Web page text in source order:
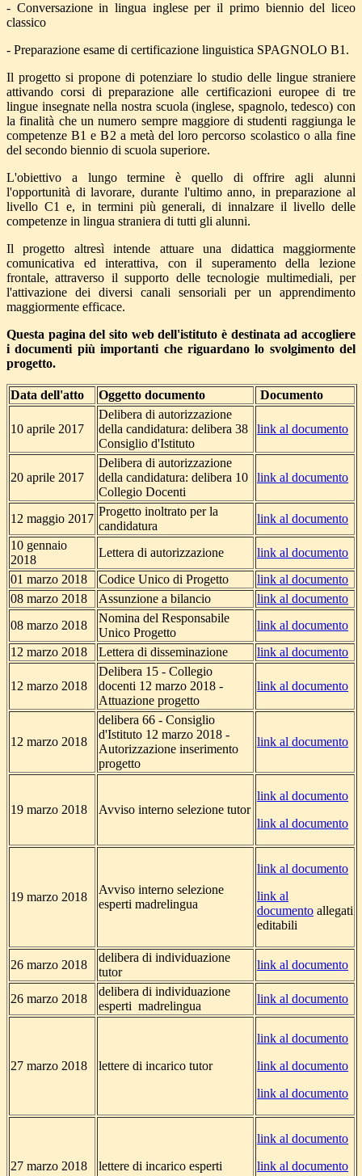
- Conversazione in lingua inglese per il primo biennio del liceo
classico
- Preparazione esame di certificazione linguistica SPAGNOLO B1.
Il progetto si propone di potenziare lo studio delle lingue straniere
attivando corsi di preparazione alle certificazioni europee di tre
lingue insegnate nella nostra scuola (inglese, spagnolo, tedesco) con
la finalità che un numero sempre maggiore di studenti raggiunga le
competenze B1 e B2 a metà del loro percorso scolastico o alla fine
del secondo biennio di scuola superiore.
L'obiettivo a lungo termine è quello di offrire agli alunni
l'opportunità di lavorare, durante l'ultimo anno, in preparazione al
livello C1 e, in termini più generali, di innalzare il livello delle
competenze in lingua straniera di tutti gli alunni.
Il progetto altresì intende attuare una didattica maggiormente
comunicativa ed interattiva, con il superamento della lezione
frontale, attraverso il supporto delle tecnologie multimediali, per
l'attivazione dei diversi canali sensoriali per un apprendimento
maggiormente efficace.
Questa pagina del sito web dell'istituto è destinata ad accogliere
i documenti più importanti che riguardano lo svolgimento del
progetto.
Data dell'atto Oggetto documento Documento
10 aprile 2017
Delibera di autorizzazione
della candidatura: delibera 38
Consiglio d'Istituto
link al documento
20 aprile 2017
Delibera di autorizzazione
della candidatura: delibera 10
Collegio Docenti
link al documento
12 maggio 2017
Progetto inoltrato per la
candidatura
link al documento
10 gennaio
2018
Lettera di autorizzazione
link al documento
01 marzo 2018
Codice Unico di Progetto
link al documento
08 marzo 2018
Assunzione a bilancio
link al documento
08 marzo 2018
Nomina del Responsabile
Unico Progetto
link al documento
12 marzo 2018
Lettera di disseminazione link al documento
12 marzo 2018
Delibera 15 - Collegio
docenti 12 marzo 2018 -
Attuazione progetto
link al documento
12 marzo 2018
delibera 66 - Consiglio
d'Istituto 12 marzo 2018 -
Autorizzazione inserimento
progetto
link al documento
19 marzo 2018 Avviso interno selezione tutor
link al documento
link al documento
19 marzo 2018
Avviso interno selezione
esperti madrelingua
link al documento
link al
documento allegati
editabili
26 marzo 2018
delibera di individuazione
tutor
link al documento
26 marzo 2018
delibera di individuazione
esperti madrelingua
link al documento
27 marzo 2018 lettere di incarico tutor
link al documento
link al documento
link al documento
27 marzo 2018 lettere di incarico esperti
link al documento
link al documento